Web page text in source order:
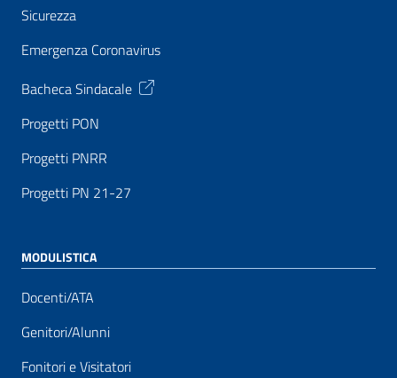
Sicurezza
Emergenza Coronavirus
Bacheca Sindacale
Progetti PON
Progetti PNRR
Progetti PN 21-27
MODULISTICA
Docenti/ATA
Genitori/Alunni
Fonitori e Visitatori